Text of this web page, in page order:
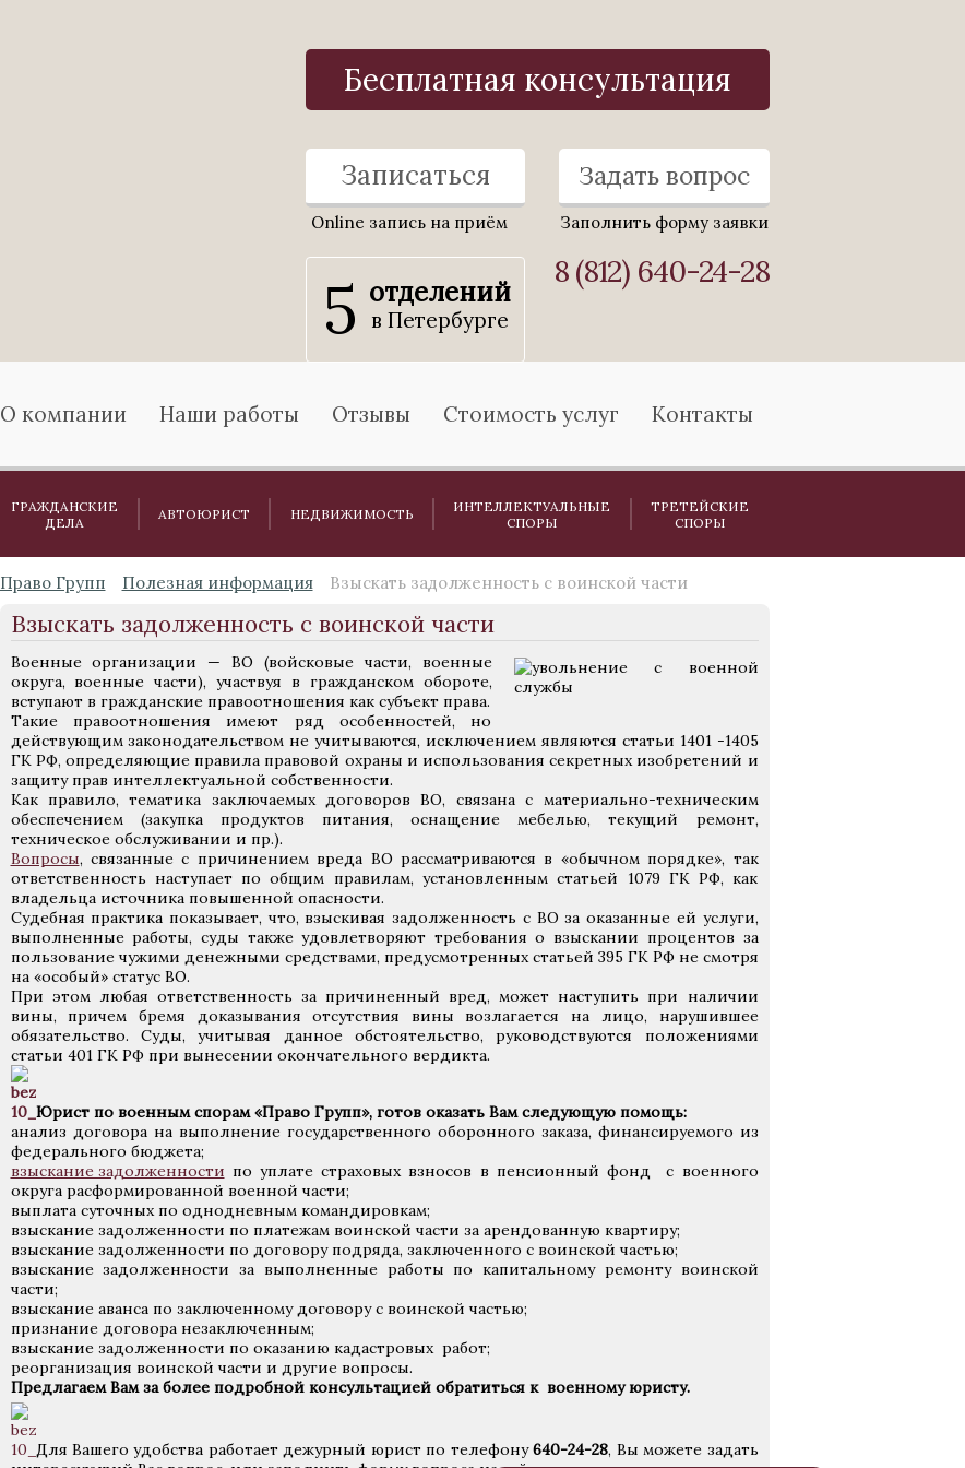
Бесплатная консультация
Записаться
Online запись на приём
Задать вопрос
Заполнить форму заявки
5 отделений
в Петербурге
8 (812) 640-24-28
О компании Наши работы Отзывы Стоимость услуг Контакты
ГРАЖДАНСКИЕ
ДЕЛА
АВТОЮРИСТ НЕДВИЖИМОСТЬ
ИНТЕЛЛЕКТУАЛЬНЫЕ
СПОРЫ
ТРЕТЕЙСКИЕ
СПОРЫ
Право Групп Полезная информация Взыскать задолженность с воинской части
Взыскать задолженность с воинской части
Военные организации — ВО (войсковые части, военные
округа, военные части), участвуя в гражданском обороте,
вступают в гражданские правоотношения как субъект права.
Такие правоотношения имеют ряд особенностей, но
действующим законодательством не учитываются, исключением являются статьи 1401 -1405
ГК РФ, определяющие правила правовой охраны и использования секретных изобретений и
защиту прав интеллектуальной собственности.
Как правило, тематика заключаемых договоров ВО, связана с материально-техническим
обеспечением (закупка продуктов питания, оснащение мебелью, текущий ремонт,
техническое обслуживании и пр.).
Вопросы, связанные с причинением вреда ВО рассматриваются в «обычном порядке», так
ответственность наступает по общим правилам, установленным статьей 1079 ГК РФ, как
владельца источника повышенной опасности.
Судебная практика показывает, что, взыскивая задолженность с ВО за оказанные ей услуги,
выполненные работы, суды также удовлетворяют требования о взыскании процентов за
пользование чужими денежными средствами, предусмотренных статьей 395 ГК РФ не смотря
на «особый» статус ВО.
При этом любая ответственность за причиненный вред, может наступить при наличии
вины, причем бремя доказывания отсутствия вины возлагается на лицо, нарушившее
обязательство. Суды, учитывая данное обстоятельство, руководствуются положениями
статьи 401 ГК РФ при вынесении окончательного вердикта.
Юрист по военным спорам «Право Групп», готов оказать Вам следующую помощь:
анализ договора на выполнение государственного оборонного заказа, финансируемого из
федерального бюджета;
взыскание задолженности по уплате страховых взносов в пенсионный фонд с военного
округа расформированной военной части;
выплата суточных по однодневным командировкам;
взыскание задолженности по платежам воинской части за арендованную квартиру;
взыскание задолженности по договору подряда, заключенного с воинской частью;
взыскание задолженности за выполненные работы по капитальному ремонту воинской
части;
взыскание аванса по заключенному договору с воинской частью;
признание договора незаключенным;
взыскание задолженности по оказанию кадастровых работ;
реорганизация воинской части и другие вопросы.
Предлагаем Вам за более подробной консультацией обратиться к военному юристу.
Для Вашего удобства работает дежурный юрист по телефону640-24-28, Вы можете задать